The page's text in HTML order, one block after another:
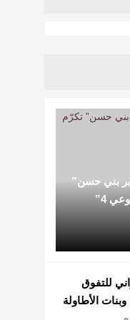
بني حسن”
4”
للتفوق
الأطاولة